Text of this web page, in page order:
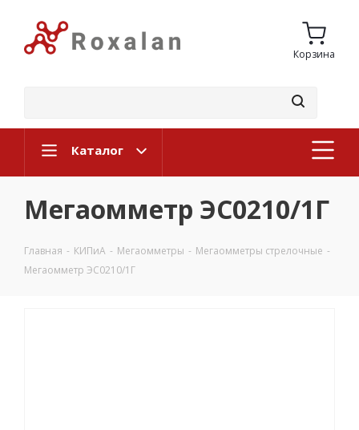
Корзина
Каталог
Мегаомметр ЭС0210/1Г
Главная - КИПиА - Мегаомметры - Мегаомметры стрелочные -
Мегаомметр ЭС0210/1Г